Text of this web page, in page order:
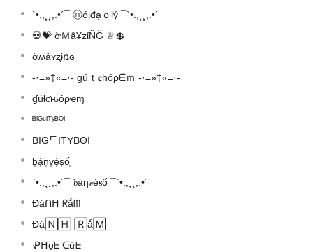
`•.,¸¸,.•´¯ ⓝóιđạｏlý ¯`•.,¸¸,.•´
💀💝 ờＭâ¥zίŇĞ ♕💲
ờʍâʏʐɨռɢ
-·=»‡«=·- gúｔ𝐜ħóρᗴｍ -·=»‡«=·-
ɠúƚƈԋóρҽɱ
ᴮᴵᴳᶜᴵᵀʸᴮᴼᴵ
BIGᄃIƬYBӨI
b͎á͎n͎v͎é͎s͎ố͎
`•.,¸¸,.•´¯ 𝓫áη𝓋é𝐬ố ¯`•.,¸¸,.•´
Đáᑎᕼ ᖇắᗰ
Đá🄽🄷 🅁ắ🄼
ᕵᕼọᖶ ᑢứᖶ